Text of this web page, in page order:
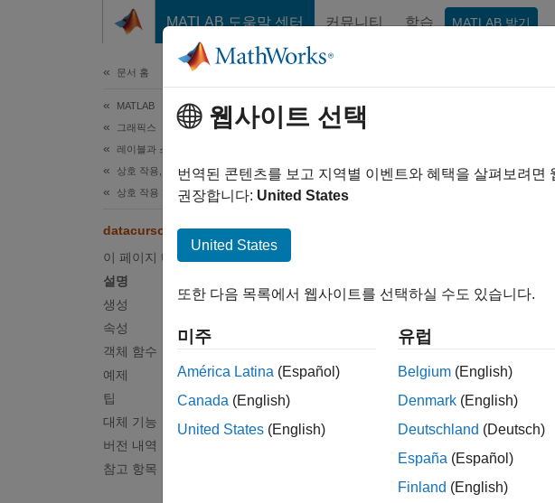
MATLAB 도움말 센터 커뮤니티 학습 MATLAB 받기
문서 홈
MATLAB
그래픽스
레이블과 스타일 지정하기
상호 작용, 카메라 뷰 및 조명
상호 작용 제어
datacursormode
이 페이지 내용
설명
생성
속성
객체 함수
예제
팁
대체 기능
버전 내역
참고 항목
datacursormode
데이터 커서 모드 활성화
데이터 커서 모드를 사용하면
개별 데이터 점에 대한 정보를
DataCursorManager
데이터팁은 선 차트, 막대 차
차트에는 대개 좌표축 도구
기본적으로 활성화되어 있는
들어, 데이터 점 위에 커서를
내장된 상호 작용을 사용할
웹사이트 선택
번역된 콘텐츠를 보고 지역별 이벤트와 혜택을 살펴보려
권장합니다: United States
United States
또한 다음 목록에서 웹사이트를 선택하실 수도 있습니다.
미주
América Latina (Español)
Canada (English)
United States (English)
유럽
Belgium (English)
Denmark (English)
Deutschland (Deutsch)
España (Español)
Finland (English)